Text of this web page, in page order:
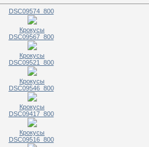
DSC09574_800
Крокусы
DSC09567_800
Крокусы
DSC09521_800
Крокусы
DSC09546_800
Крокусы
DSC09417_800
Крокусы
DSC09516_800